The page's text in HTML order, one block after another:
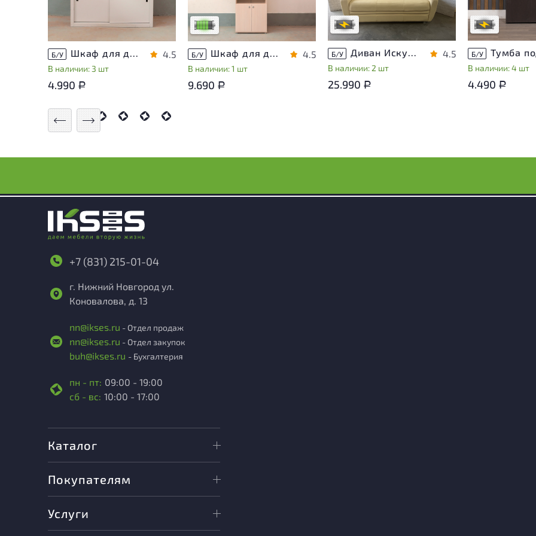
Б/У Шкаф для документов Металл
В наличии: 3 шт
4.5
4.990 Р
использования
Низкая степень износа
Б/У Шкаф для документов Vasanta ЛДСП Дуб Россия
В наличии: 1 шт
4.5
9.690 Р
магазина
В обработке
Б/У Диван Искусственная кожа Бежевый
В наличии: 2 шт
4.5
25.990 Р
В обработке
Б/У
В наличии: 4 шт
4.490 Р
+7 (831) 215-01-04
г. Нижний Новгород ул.
Коновалова, д. 13
nn@ikses.ru - Отдел продаж
nn@ikses.ru - Отдел закупок
buh@ikses.ru - Бухгалтерия
пн - пт: 09:00 - 19:00
сб - вс: 10:00 - 17:00
Каталог
Покупателям
Услуги